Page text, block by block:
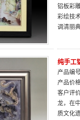
铝板彩
彩绘技
调清丽
纯手工
产品编
产品价
客户评
龙，在
质文化